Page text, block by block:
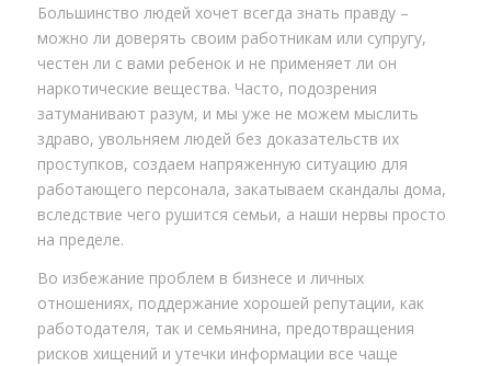
Большинство людей хочет всегда знать правду –
можно ли доверять своим работникам или супругу,
честен ли с вами ребенок и не применяет ли он
наркотические вещества. Часто, подозрения
затуманивают разум, и мы уже не можем мыслить
здраво, увольняем людей без доказательств их
проступков, создаем напряженную ситуацию для
работающего персонала, закатываем скандалы дома,
вследствие чего рушится семьи, а наши нервы просто
на пределе.
Во избежание проблем в бизнесе и личных
отношениях, поддержание хорошей репутации, как
работодателя, так и семьянина, предотвращения
рисков хищений и утечки информации все чаще